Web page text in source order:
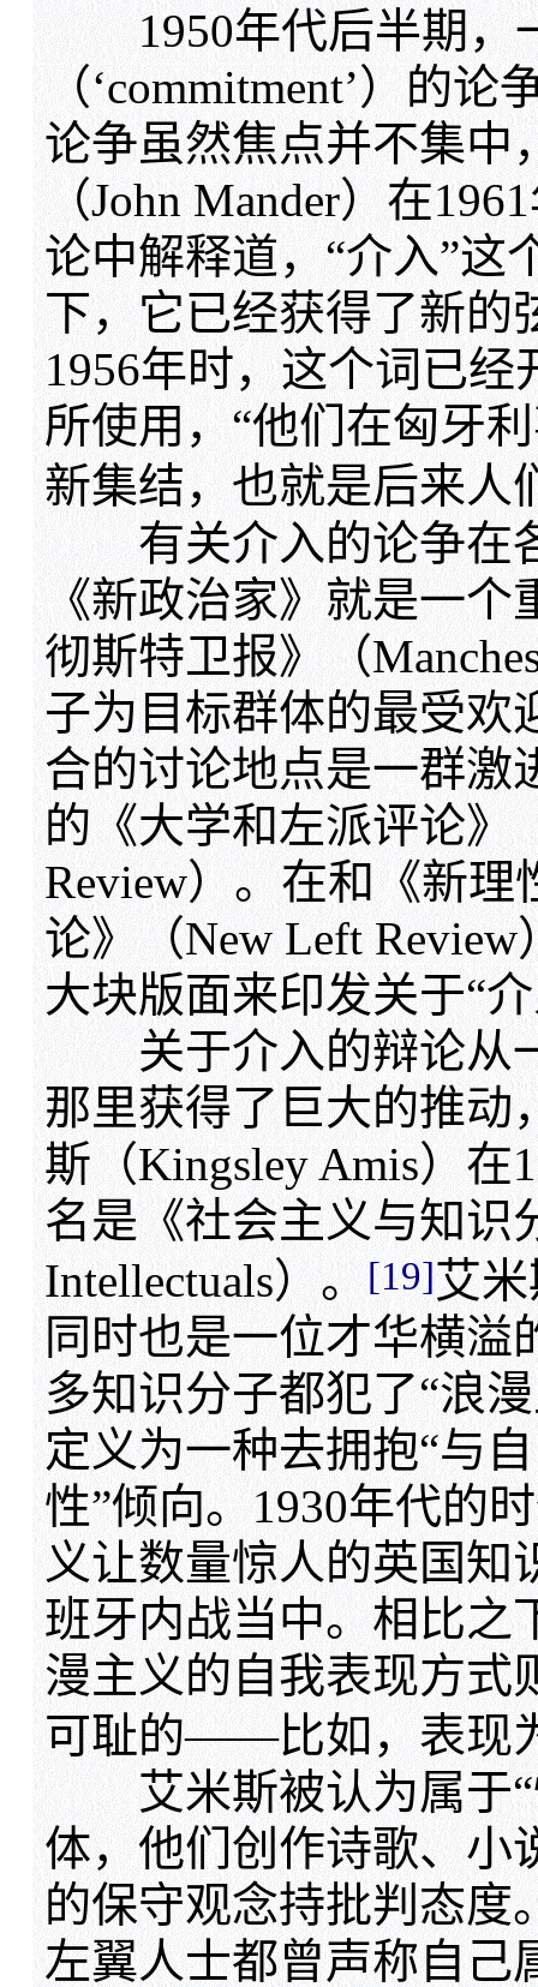
1950年代后半期，
（‘commitment’）的
论争虽然焦点并不集中
（John Mander）在
论中解释道，“介入”这
下，它已经获得了新的
1956年时，这个词已经
所使用，“他们在匈牙
新集结，也就是后来人
有关介入的论争在
《新政治家》就是一
彻斯特卫报》（
子为目标群体的最受欢
合的讨论地点是一群激
的《大学和左派评论》
Review）。在和《新
论》（New Left
大块版面来印发关于“
关于介入的辩论从
那里获得了巨大的推动
斯（Kingsley Amis）在
名是《社会主义与知识
Intellectuals）。
[19]艾
同时也是一位才华横溢
多知识分子都犯了“浪
定义为一种去拥抱“与
性”倾向。1930年代的
义让数量惊人的英国知
班牙内战当中。相比之
漫主义的自我表现方式
可耻的——比如，表现
艾米斯被认为属于“
体，他们创作诗歌、小
的保守观念持批判态度
左翼人士都曾声称自己